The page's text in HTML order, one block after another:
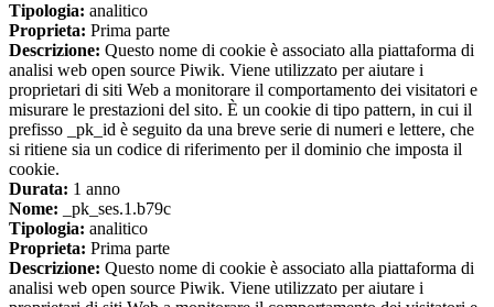
Tipologia: analitico
Proprieta: Prima parte
Descrizione: Questo nome di cookie è associato alla piattaforma di
analisi web open source Piwik. Viene utilizzato per aiutare i
proprietari di siti Web a monitorare il comportamento dei visitatori e
misurare le prestazioni del sito. È un cookie di tipo pattern, in cui il
prefisso _pk_id è seguito da una breve serie di numeri e lettere, che
si ritiene sia un codice di riferimento per il dominio che imposta il
cookie.
Durata: 1 anno
Nome: _pk_ses.1.b79c
Tipologia: analitico
Proprieta: Prima parte
Descrizione: Questo nome di cookie è associato alla piattaforma di
analisi web open source Piwik. Viene utilizzato per aiutare i